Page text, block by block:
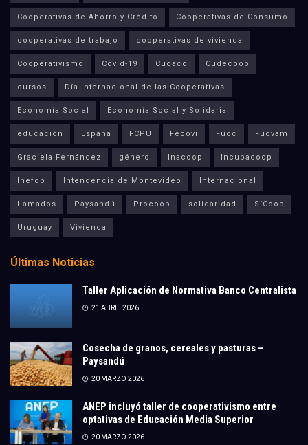
Cooperativas de Ahorro y Crédito Cooperativas de Consumo
cooperativas de trabajo cooperativas de vivienda
Cooperativismo Covid-19 Cucacc Cudecoop
cursos Día Internacional de las Cooperativas
Economía Social Economía Social y Solidaria
educación España FCPU Fecovi Fucc Fucvam
Graciela Fernández género Inacoop Incubacoop
Inefop Intendencia de Montevideo Internacional
llamados Paysandú Procoop solidaridad SíCoop
Uruguay Vivienda
Últimas Noticias
Taller Aplicación de Normativa Banco Centralista
21 ABRIL 2026
Cosecha de granos, cereales y pasturas –
Paysandú
20 MARZO 2026
ANEP incluyó taller de cooperativismo entre
optativas de Educación Media Superior
20 MARZO 2026